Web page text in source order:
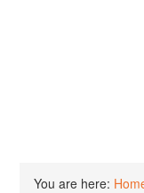
You are here: